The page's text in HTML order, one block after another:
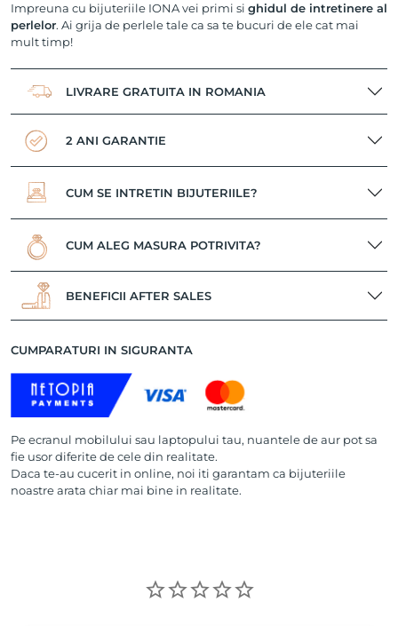
Impreuna cu bijuteriile IONA vei primi si ghidul de intretinere al
perlelor. Ai grija de perlele tale ca sa te bucuri de ele cat mai
mult timp!
LIVRARE GRATUITA IN ROMANIA
2 ANI GARANTIE
CUM SE INTRETIN BIJUTERIILE?
CUM ALEG MASURA POTRIVITA?
BENEFICII AFTER SALES
CUMPARATURI IN SIGURANTA
Pe ecranul mobilului sau laptopului tau, nuantele de aur pot sa
fie usor diferite de cele din realitate.
Daca te-au cucerit in online, noi iti garantam ca bijuteriile
noastre arata chiar mai bine in realitate.